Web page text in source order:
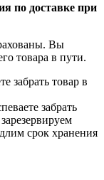
по доставке при
Вы
товара в пути.
забрать товар в
забрать
срок хранения